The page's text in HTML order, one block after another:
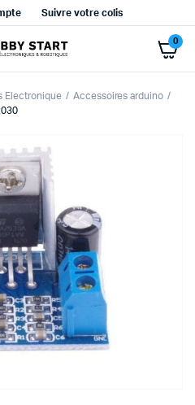
Suivre votre colis
0
Electronique
Accessoires arduino